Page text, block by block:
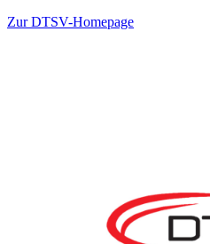
Zur DTSV-Homepage